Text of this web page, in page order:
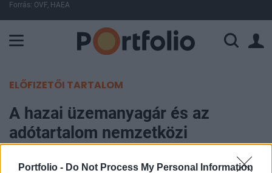
Portfolio - Do Not Process My Personal Information
Forrás: OVF, HAEA
ELŐFIZETŐI TARTALOM
A hazai üzemanyagár és az
adótartalom nemzetközi